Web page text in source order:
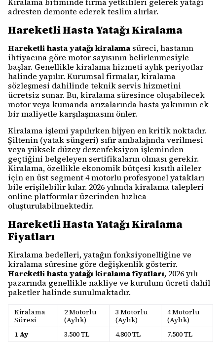
adresten demonte ederek teslim alırlar.
Hareketli Hasta Yatağı Kiralama
Hareketli hasta yatağı kiralamasüreci, hastanın
ihtiyacına göre motor sayısının belirlenmesiyle
başlar. Genellikle kiralama hizmeti aylık periyotlar
halinde yapılır. Kurumsal firmalar, kiralama
sözleşmesi dahilinde teknik servis hizmetini
ücretsiz sunar. Bu, kiralama süresince oluşabilecek
motor veya kumanda arızalarında hasta yakınının ek
bir maliyetle karşılaşmasını önler.
Kiralama işlemi yapılırken hijyen en kritik noktadır.
Şiltenin (yatak süngeri) sıfır ambalajında verilmesi
veya yüksek düzey dezenfeksiyon işleminden
geçtiğini belgeleyen sertifikaların olması gerekir.
Kiralama, özellikle ekonomik bütçesi kısıtlı aileler
için en üst segment 4 motorlu profesyonel yatakları
bile erişilebilir kılar. 2026 yılında kiralama talepleri
online platformlar üzerinden hızlıca
oluşturulabilmektedir.
Hareketli Hasta Yatağı Kiralama
Fiyatları
Kiralama bedelleri, yatağın fonksiyonelliğine ve
kiralama süresine göre değişkenlik gösterir.
Hareketli hasta yatağı kiralama fiyatları, 2026 yılı
pazarında genellikle nakliye ve kurulum ücreti dahil
paketler halinde sunulmaktadır.
Kiralama
Süresi
2 Motorlu
(Aylık)
3 Motorlu
(Aylık)
4 Motorlu
(Aylık)
1 Ay
3.500 TL 4.800 TL
7.500 TL